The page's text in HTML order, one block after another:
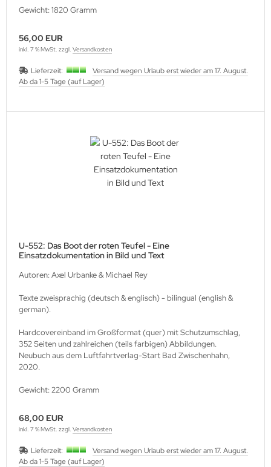
Gewicht: 1820 Gramm
56,00 EUR
inkl. 7 % MwSt. zzgl. Versandkosten
Lieferzeit:
Versand wegen Urlaub erst wieder am 17. August.
Ab da 1-5 Tage (auf Lager)
U-552: Das Boot der roten Teufel - Eine
Einsatzdokumentation in Bild und Text
Autoren: Axel Urbanke & Michael Rey
Texte zweisprachig (deutsch & englisch) - bilingual (english &
german).
Hardcovereinband im Großformat (quer) mit Schutzumschlag,
352 Seiten und zahlreichen (teils farbigen) Abbildungen.
Neubuch aus dem Luftfahrtverlag-Start Bad Zwischenhahn,
2020.
Gewicht: 2200 Gramm
68,00 EUR
inkl. 7 % MwSt. zzgl. Versandkosten
Lieferzeit:
Versand wegen Urlaub erst wieder am 17. August.
Ab da 1-5 Tage (auf Lager)